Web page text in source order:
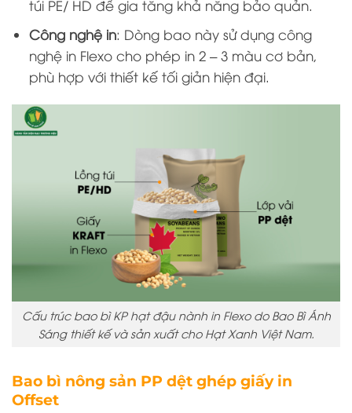
túi PE/ HD để gia tăng khả năng bảo quản.
Công nghệ in: Dòng bao này sử dụng công
nghệ in Flexo cho phép in 2 – 3 màu cơ bản,
phù hợp với thiết kế tối giản hiện đại.
Cấu trúc bao bì KP hạt đậu nành in Flexo do Bao Bì Ánh
Sáng thiết kế và sản xuất cho Hạt Xanh Việt Nam.
Bao bì nông sản PP dệt ghép giấy in
Offset